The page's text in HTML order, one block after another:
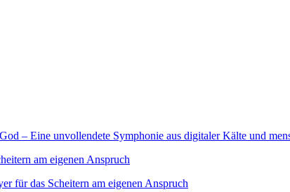
– Eine unvollendete Symphonie aus digitaler Kälte und
am eigenen Anspruch
für das Scheitern am eigenen Anspruch